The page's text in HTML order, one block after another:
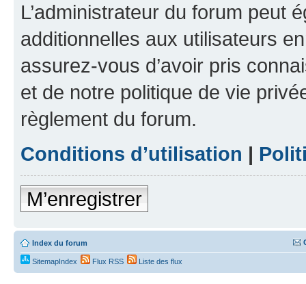
L’administrateur du forum peut
additionnelles aux utilisateurs
assurez-vous d’avoir pris
et de notre politique de vie
règlement du forum.
Conditions d’utilisation |
M’enregistrer
Index du forum
SitemapIndex Flux RSS Liste des flux